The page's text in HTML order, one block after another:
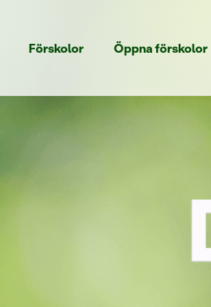
Förskolor Öppna förskolor